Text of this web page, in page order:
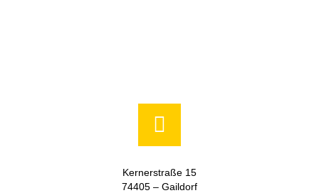
Kernerstraße 15
74405 – Gaildorf